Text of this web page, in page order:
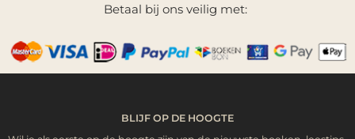
Betaal bij ons veilig met:
BLIJF OP DE HOOGTE